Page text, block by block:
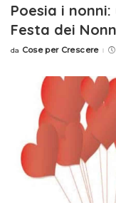
Poesia i
Festa dei
Posted
da Cose per Crescere